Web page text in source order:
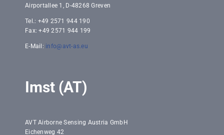
Airportallee 1, D-48268 Greven
Tel.: +49 2571 944 190
Fax: +49 2571 944 199
E-Mail: info@avt-as.eu
Imst (AT)
AVT Airborne Sensing Austria GmbH
Eichenweg 42